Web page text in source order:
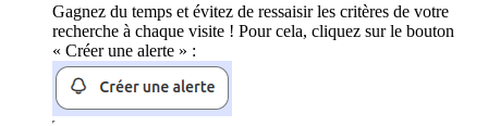
Gagnez du temps et évitez de ressaisir les critères de votre
recherche à chaque visite ! Pour cela, cliquez sur le bouton
« Créer une alerte » :